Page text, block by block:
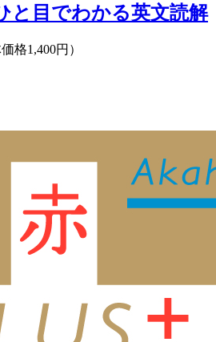
目でわかる英文読解
価格1,400円）